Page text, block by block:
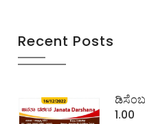
Recent Posts
1.00